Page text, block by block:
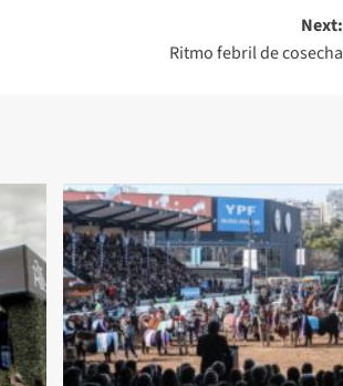
Next:
Ritmo febril de cosecha